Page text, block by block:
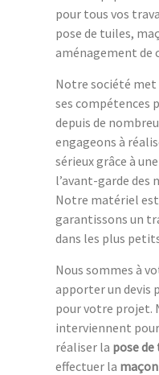
pour tous vos
pose de tuiles,
aménagement de
Notre société
ses compétences
depuis de
engageons à
sérieux grâce à
l’avant-garde des
Notre matériel
garantissons un
dans les plus
Nous sommes à
apporter un devis
pour votre projet.
interviennent
réaliser la pose
effectuer la